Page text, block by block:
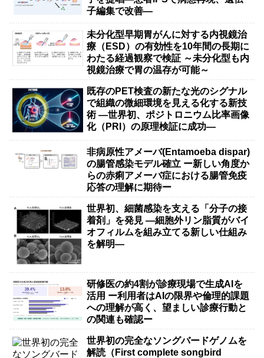
子編集で改善―
未分化型早期胃がんに対する内視鏡治
療（ESD）の有効性を10年間の長期に
わたる経過観察で検証 ～未分化型も内
視鏡治療で胃の温存が可能～
既存のPET検査の新たな光のシグナル
で組織の微細環境を見える化する新技
術 ―世界初、ポジトロニウム比率画像
化（PRI）の原理検証に成功―
非病原性アメーバ(Entamoeba dispar)
の腸管感染モデル確立 ー新しい角度か
らの赤痢アメーバ症における腸管免疫
応答の理解に期待ー
世界初、細菌感染を支える「分子の接
着剤」を発見 ―細胞外リン脂質がバイ
オフィルムを組み立てる新しい仕組み
を解明―
研修医の約4割が診療現場で生成AIを
活用 ー利用者はAIの限界や倫理的課題
への理解が高く、望ましい診療行動と
の関連も確認ー
世界初の完全なソングバードゲノムを
解読（First complete songbird